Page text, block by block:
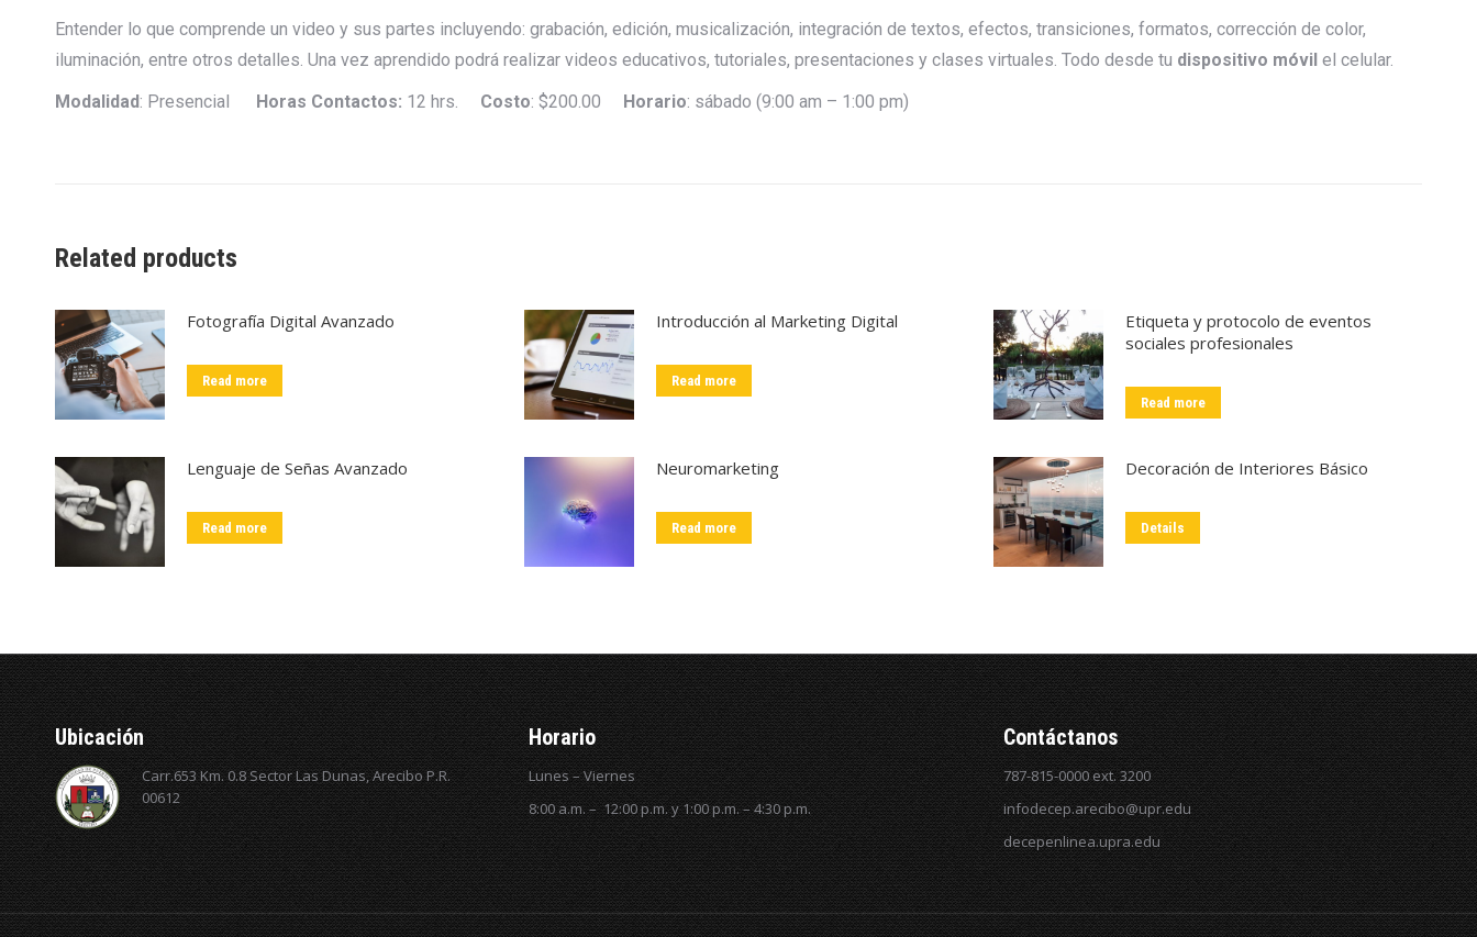
Entender lo que comprende un video y sus partes incluyendo: grabación, edición, musicalización, integración de textos, efectos, transiciones, formatos, corrección de color,
iluminación, entre otros detalles. Una vez aprendido podrá realizar videos educativos, tutoriales, presentaciones y clases virtuales. Todo desde tu dispositivo móvil el celular.
Modalidad: Presencial Horas Contactos: 12 hrs. Costo: $200.00 Horario: sábado (9:00 am – 1:00 pm)
Related products
Fotografía Digital Avanzado
Read more
Introducción al Marketing Digital
Read more
Etiqueta y protocolo de eventos
sociales profesionales
Read more
Lenguaje de Señas Avanzado
Read more
Neuromarketing
Read more
Decoración de Interiores Básico
Details
Ubicación
Carr.653 Km. 0.8 Sector Las Dunas, Arecibo P.R.
00612
Horario
Lunes – Viernes
8:00 a.m. – 12:00 p.m. y 1:00 p.m. – 4:30 p.m.
Contáctanos
787-815-0000 ext. 3200
infodecep.arecibo@upr.edu
decepenlinea.upra.edu